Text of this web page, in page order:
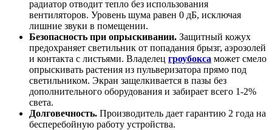
радиатор отводит тепло без использования
вентиляторов. Уровень шума равен 0 дБ, исключая
лишние звуки в помещении.
Безопасность при опрыскивании. Защитный кожух
предохраняет светильник от попадания брызг, аэрозолей
и контакта с листьями. Владелец гроубокса может смело
опрыскивать растения из пульверизатора прямо под
светильником. Экран защелкивается в пазы без
дополнительного оборудования и забирает всего 1-2%
света.
Долговечность. Производитель дает гарантию 2 года на
бесперебойную работу устройства.